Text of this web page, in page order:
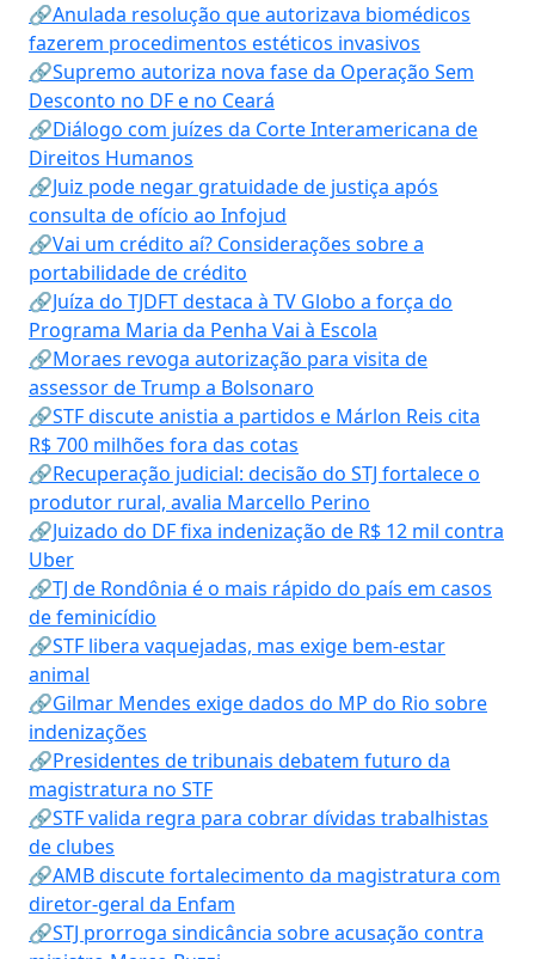
🔗Anulada resolução que autorizava biomédicos
fazerem procedimentos estéticos invasivos
🔗Supremo autoriza nova fase da Operação Sem
Desconto no DF e no Ceará
🔗Diálogo com juízes da Corte Interamericana de
Direitos Humanos
🔗Juiz pode negar gratuidade de justiça após
consulta de ofício ao Infojud
🔗Vai um crédito aí? Considerações sobre a
portabilidade de crédito
🔗Juíza do TJDFT destaca à TV Globo a força do
Programa Maria da Penha Vai à Escola
🔗Moraes revoga autorização para visita de
assessor de Trump a Bolsonaro
🔗STF discute anistia a partidos e Márlon Reis cita
R$ 700 milhões fora das cotas
🔗Recuperação judicial: decisão do STJ fortalece o
produtor rural, avalia Marcello Perino
🔗Juizado do DF fixa indenização de R$ 12 mil contra
Uber
🔗TJ de Rondônia é o mais rápido do país em casos
de feminicídio
🔗STF libera vaquejadas, mas exige bem-estar
animal
🔗Gilmar Mendes exige dados do MP do Rio sobre
indenizações
🔗Presidentes de tribunais debatem futuro da
magistratura no STF
🔗STF valida regra para cobrar dívidas trabalhistas
de clubes
🔗AMB discute fortalecimento da magistratura com
diretor-geral da Enfam
🔗STJ prorroga sindicância sobre acusação contra